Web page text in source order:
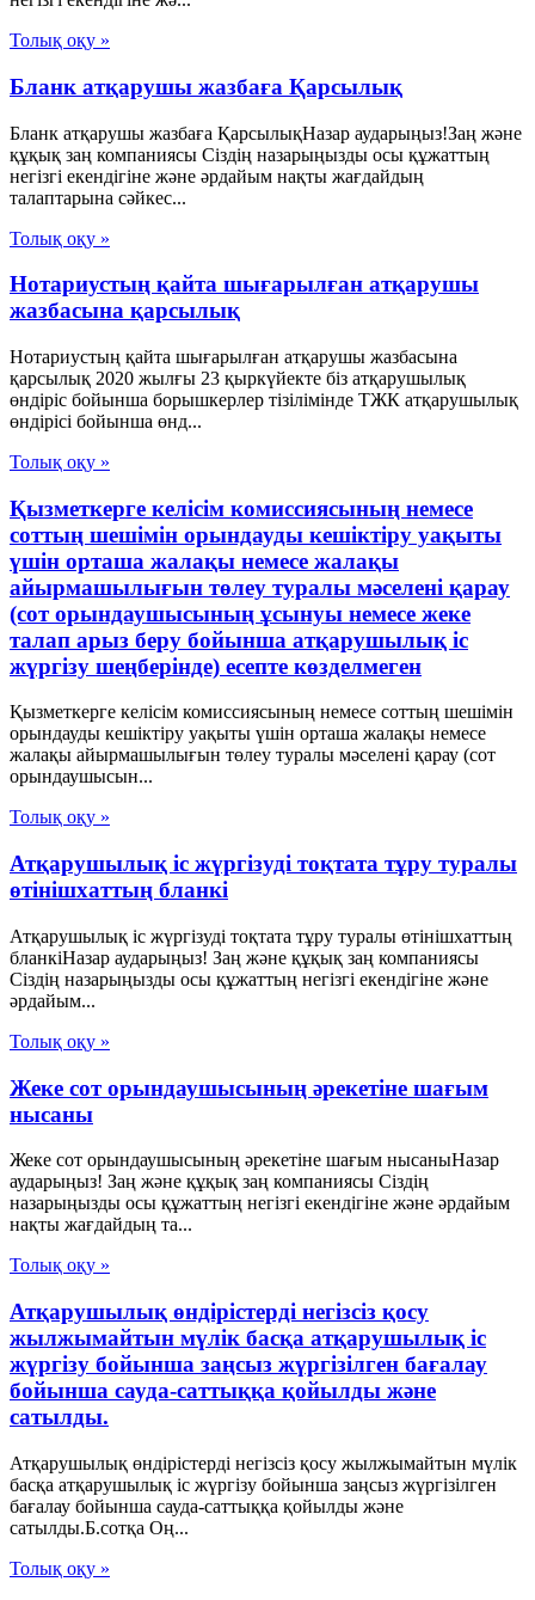
Толық оқу »
Бланк атқарушы жазбаға Қарсылық
Бланк атқарушы жазбаға ҚарсылықНазар аударыңыз!Заң және
құқық заң компаниясы Сіздің назарыңызды осы құжаттың
негізгі екендігіне және әрдайым нақты жағдайдың
талаптарына сәйкес...
Толық оқу »
Нотариустың қайта шығарылған атқарушы
жазбасына қарсылық
Нотариустың қайта шығарылған атқарушы жазбасына
қарсылық 2020 жылғы 23 қыркүйекте біз атқарушылық
өндіріс бойынша борышкерлер тізілімінде ТЖК атқарушылық
өндірісі бойынша өнд...
Толық оқу »
Қызметкерге келісім комиссиясының немесе
соттың шешімін орындауды кешіктіру уақыты
үшін орташа жалақы немесе жалақы
айырмашылығын төлеу туралы мәселені қарау
(сот орындаушысының ұсынуы немесе жеке
талап арыз беру бойынша атқарушылық іс
жүргізу шеңберінде) есепте көзделмеген
Қызметкерге келісім комиссиясының немесе соттың шешімін
орындауды кешіктіру уақыты үшін орташа жалақы немесе
жалақы айырмашылығын төлеу туралы мәселені қарау (сот
орындаушысын...
Толық оқу »
Атқарушылық іс жүргізуді тоқтата тұру туралы
өтінішхаттың бланкі
Атқарушылық іс жүргізуді тоқтата тұру туралы өтінішхаттың
бланкіНазар аударыңыз! Заң және құқық заң компаниясы
Сіздің назарыңызды осы құжаттың негізгі екендігіне және
әрдайым...
Толық оқу »
Жеке сот орындаушысының әрекетіне шағым
нысаны
Жеке сот орындаушысының әрекетіне шағым нысаныНазар
аударыңыз! Заң және құқық заң компаниясы Сіздің
назарыңызды осы құжаттың негізгі екендігіне және әрдайым
нақты жағдайдың та...
Толық оқу »
Атқарушылық өндірістерді негізсіз қосу
жылжымайтын мүлік басқа атқарушылық іс
жүргізу бойынша заңсыз жүргізілген бағалау
бойынша сауда-саттыққа қойылды және
сатылды.
Атқарушылық өндірістерді негізсіз қосу жылжымайтын мүлік
басқа атқарушылық іс жүргізу бойынша заңсыз жүргізілген
бағалау бойынша сауда-саттыққа қойылды және
сатылды.Б.сотқа Оң...
Толық оқу »